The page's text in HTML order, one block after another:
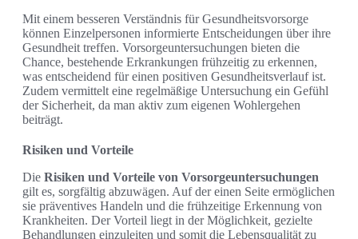
Mit einem besseren Verständnis für Gesundheitsvorsorge
können Einzelpersonen informierte Entscheidungen über ihre
Gesundheit treffen. Vorsorgeuntersuchungen bieten die
Chance, bestehende Erkrankungen frühzeitig zu erkennen,
was entscheidend für einen positiven Gesundheitsverlauf ist.
Zudem vermittelt eine regelmäßige Untersuchung ein Gefühl
der Sicherheit, da man aktiv zum eigenen Wohlergehen
beiträgt.
Risiken und Vorteile
Die Risiken und Vorteile von Vorsorgeuntersuchungen
gilt es, sorgfältig abzuwägen. Auf der einen Seite ermöglichen
sie präventives Handeln und die frühzeitige Erkennung von
Krankheiten. Der Vorteil liegt in der Möglichkeit, gezielte
Behandlungen einzuleiten und somit die Lebensqualität zu